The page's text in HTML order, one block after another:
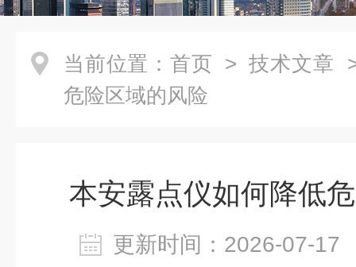
当前位置： 首页 > 技术文章
危险区域的风险
本安露点仪如何降低
更新时间：2026-07-